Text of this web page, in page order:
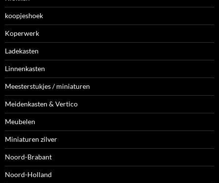
koopjeshoek
Koperwerk
Ladekasten
Linnenkasten
Meesterstukjes / miniaturen
Meidenkasten & Vertico
Meubelen
Miniaturen zilver
Noord-Brabant
Noord-Holland